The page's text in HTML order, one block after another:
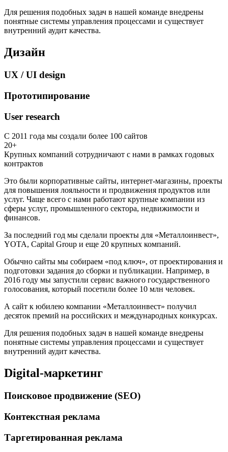
Для решения подобных задач в нашей команде внедрены
понятные системы управления процессами и существует
внутренний аудит качества.
Дизайн
UX / UI design
Прототипирование
User research
С 2011 года мы создали более 100 сайтов
20+
Крупных компаний сотрудничают с нами в рамках годовых
контрактов
Это были корпоративные сайты, интернет-магазины, проекты
для повышения лояльности и продвижения продуктов или
услуг. Чаще всего с нами работают крупные компании из
сферы услуг, промышленного сектора, недвижимости и
финансов.
За последний год мы сделали проекты для «Металлоинвест»,
YOTA, Capital Group и еще 20 крупных компаний.
Обычно сайты мы собираем «под ключ», от проектирования и
подготовки задания до сборки и публикации. Например, в
2016 году мы запустили сервис важного государственного
голосования, который посетили более 10 млн человек.
А сайт к юбилею компании «Металлоинвест» получил
десяток премий на российских и международных конкурсах.
Для решения подобных задач в нашей команде внедрены
понятные системы управления процессами и существует
внутренний аудит качества.
Digital-маркетинг
Поисковое продвижение (SEO)
Контекстная реклама
Таргетированная реклама